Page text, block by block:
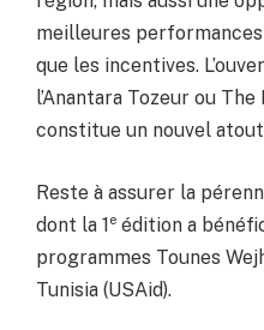
meilleures
que les incentives.
l’Anantara Tozeur ou
constitue un nouvel
Reste à assurer la
dont la 1 e édition a
programmes Tounes
Tunisia (USAid).